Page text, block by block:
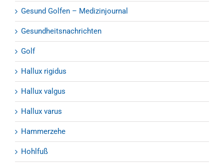
Gesund Golfen – Medizinjournal
Gesundheitsnachrichten
Golf
Hallux rigidus
Hallux valgus
Hallux varus
Hammerzehe
Hohlfuß